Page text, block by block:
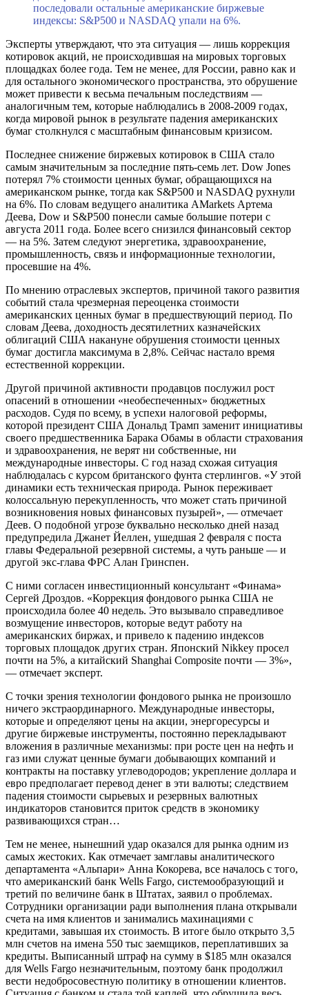
последовали остальные американские биржевые
индексы: S&P500 и NASDAQ упали на 6%.
Эксперты утверждают, что эта ситуация — лишь коррекция
котировок акций, не происходившая на мировых торговых
площадках более года. Тем не менее, для России, равно как и
для остального экономического пространства, это обрушение
может привести к весьма печальным последствиям —
аналогичным тем, которые наблюдались в 2008-2009 годах,
когда мировой рынок в результате падения американских
бумаг столкнулся с масштабным финансовым кризисом.
Последнее снижение биржевых котировок в США стало
самым значительным за последние пять-семь лет. Dow Jones
потерял 7% стоимости ценных бумаг, обращающихся на
американском рынке, тогда как S&P500 и NASDAQ рухнули
на 6%. По словам ведущего аналитика AMarkets Артема
Деева, Dow и S&P500 понесли самые большие потери с
августа 2011 года. Более всего снизился финансовый сектор
— на 5%. Затем следуют энергетика, здравоохранение,
промышленность, связь и информационные технологии,
просевшие на 4%.
По мнению отраслевых экспертов, причиной такого развития
событий стала чрезмерная переоценка стоимости
американских ценных бумаг в предшествующий период. По
словам Деева, доходность десятилетних казначейских
облигаций США накануне обрушения стоимости ценных
бумаг достигла максимума в 2,8%. Сейчас настало время
естественной коррекции.
Другой причиной активности продавцов послужил рост
опасений в отношении «необеспеченных» бюджетных
расходов. Судя по всему, в успехи налоговой реформы,
которой президент США Дональд Трамп заменит инициативы
своего предшественника Барака Обамы в области страхования
и здравоохранения, не верят ни собственные, ни
международные инвесторы. С год назад схожая ситуация
наблюдалась с курсом британского фунта стерлингов. «У этой
динамики есть техническая природа. Рынок переживает
колоссальную перекупленность, что может стать причиной
возникновения новых финансовых пузырей», — отмечает
Деев. О подобной угрозе буквально несколько дней назад
предупредила Джанет Йеллен, ушедшая 2 февраля с поста
главы Федеральной резервной системы, а чуть раньше — и
другой экс-глава ФРС Алан Гринспен.
С ними согласен инвестиционный консультант «Финама»
Сергей Дроздов. «Коррекция фондового рынка США не
происходила более 40 недель. Это вызывало справедливое
возмущение инвесторов, которые ведут работу на
американских биржах, и привело к падению индексов
торговых площадок других стран. Японский Nikkey просел
почти на 5%, а китайский Shanghai Composite почти — 3%»,
— отмечает эксперт.
С точки зрения технологии фондового рынка не произошло
ничего экстраординарного. Международные инвесторы,
которые и определяют цены на акции, энергоресурсы и
другие биржевые инструменты, постоянно перекладывают
вложения в различные механизмы: при росте цен на нефть и
газ ими служат ценные бумаги добывающих компаний и
контракты на поставку углеводородов; укрепление доллара и
евро предполагает перевод денег в эти валюты; следствием
падения стоимости сырьевых и резервных валютных
индикаторов становится приток средств в экономику
развивающихся стран…
Тем не менее, нынешний удар оказался для рынка одним из
самых жестоких. Как отмечает замглавы аналитического
департамента «Альпари» Анна Кокорева, все началось с того,
что американский банк Wells Fargo, системообразующий и
третий по величине банк в Штатах, заявил о проблемах.
Сотрудники организации ради выполнения плана открывали
счета на имя клиентов и занимались махинациями с
кредитами, завышая их стоимость. В итоге было открыто 3,5
млн счетов на имена 550 тыс заемщиков, переплативших за
кредиты. Выписанный штраф на сумму в $185 млн оказался
для Wells Fargo незначительным, поэтому банк продолжил
вести недобросовестную политику в отношении клиентов.